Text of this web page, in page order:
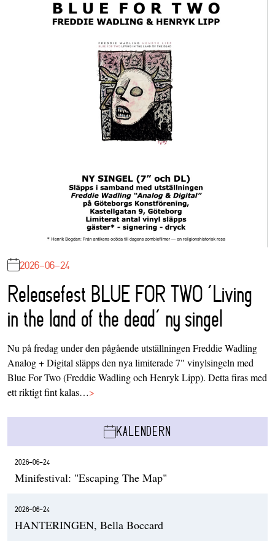
2026-06-24
Releasefest BLUE FOR TWO ‘Living
in the land of the dead’ ny singel
Nu på fredag under den pågående utställningen Freddie Wadling
Analog + Digital släpps den nya limiterade 7" vinylsingeln med
Blue For Two (Freddie Wadling och Henryk Lipp). Detta firas med
ett riktigt fint kalas…>
KALENDERN
2026-06-24
Minifestival: "Escaping The Map"
2026-06-24
HANTERINGEN, Bella Boccard